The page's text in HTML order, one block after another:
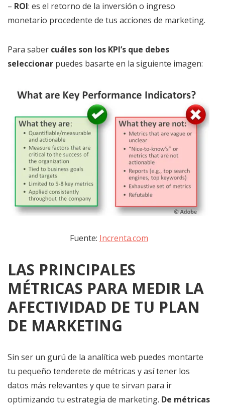
– ROI: es el retorno de la inversión o ingreso
monetario procedente de tus acciones de marketing.
Para saber cuáles son los KPI’s que debes
seleccionar puedes basarte en la siguiente imagen:
Fuente: Increnta.com
LAS PRINCIPALES
MÉTRICAS PARA MEDIR LA
AFECTIVIDAD DE TU PLAN
DE MARKETING
Sin ser un gurú de la analítica web puedes montarte
tu pequeño tenderete de métricas y así tener los
datos más relevantes y que te sirvan para ir
optimizando tu estrategia de marketing. De métricas